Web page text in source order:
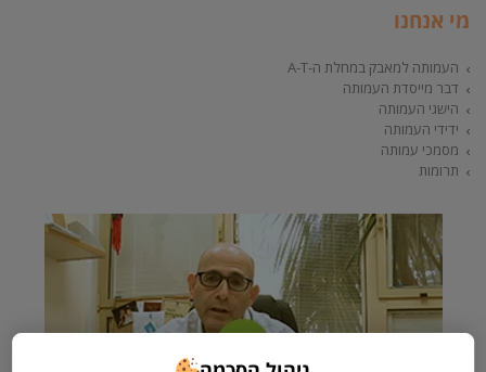
מי אנחנו
העמותה למאבק במחלת ה-A-T
דבר מייסדת העמותה
הישגי העמותה
ידידי העמותה
מסמכי עמותה
תרומות